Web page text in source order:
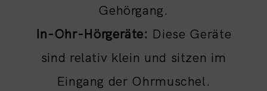
Gehörgang.
In-Ohr-Hörgeräte: Diese Geräte
sind relativ klein und sitzen im
Eingang der Ohrmuschel.